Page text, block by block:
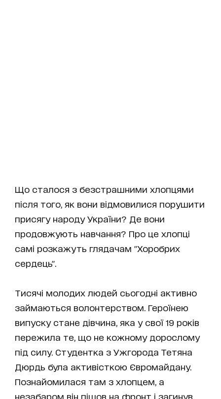
Що сталося з безстрашними хлопцями
після того, як вони відмовилися порушити
присягу народу України? Де вони
продовжують навчання? Про це хлопці
самі розкажуть глядачам "Хоробрих
сердець".
Тисячі молодих людей сьогодні активно
займаються волонтерством. Героїнею
випуску стане дівчина, яка у свої 19 років
пережила те, що не кожному дорослому
під силу. Студентка з Ужгорода Тетяна
Дюрдь була активісткою Євромайдану.
Познайомилася там з хлопцем, а
незабаром він пішов на фронт і загинув,